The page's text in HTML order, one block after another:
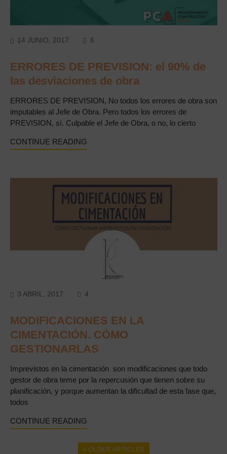
14 JUNIO, 2017 6
ERRORES DE PREVISION: el 90% de
las desviaciones de obra
ERRORES DE PREVISION, No todos los errores de obra son
imputables al Jefe de Obra. Pero todos los errores de
PREVISION, sí. Culpable el Jefe de Obra, o no, lo cierto
CONTINUE READING
3 ABRIL, 2017 4
MODIFICACIONES EN LA
CIMENTACIÓN. CÓMO
GESTIONARLAS
Imprevistos en la cimentación son modificaciones que todo
gestor de obra teme por la repercusión que tienen sobre su
planificación, y porque aumentan la dificultad de esta fase que,
todos
CONTINUE READING
« OLDER ARTICLES